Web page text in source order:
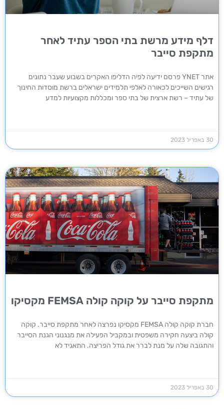
דלף מידע מרשת בתי הספר עתיד לאחר
מתקפת סייבר
אתר YNET פרסם ידיעה לפיה הדליפו האקרים בשבוע שעבר נתונים
רגישים השייכים לכאורה לאלפי תלמידים ישראלים ברשת מוסדות החינוך
של עתיד – רשת ארצית של בתי ספר ומכללות מקצועיות למדע
30 באפריל 2023
מתקפת סייבר על קוקה קולה FEMSA מקסיקו
חברת קוקה קולה FEMSA מקסיקו נפרצה לאחר מתקפת סייבר. קוקה
קולה ביצעה חקירה משפטית ובמקביל הפעילה את מנגנוני הגנת הסייבר
והתגובה שלה על מנת לברר את גודל הפריצה. התאגיד לא
30 באפריל 2023